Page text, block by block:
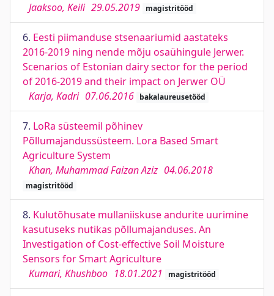
Jaaksoo, Keili 29.05.2019 magistritööd
6. Eesti piimanduse stsenaariumid aastateks
2016-2019 ning nende mõju osaühingule Jerwer.
Scenarios of Estonian dairy sector for the period
of 2016-2019 and their impact on Jerwer OÜ
Karja, Kadri 07.06.2016 bakalaureusetööd
7. LoRa süsteemil põhinev
Põllumajandussüsteem. Lora Based Smart
Agriculture System
Khan, Muhammad Faizan Aziz 04.06.2018
magistritööd
8. Kulutõhusate mullaniiskuse andurite uurimine
kasutuseks nutikas põllumajanduses. An
Investigation of Cost-effective Soil Moisture
Sensors for Smart Agriculture
Kumari, Khushboo 18.01.2021 magistritööd